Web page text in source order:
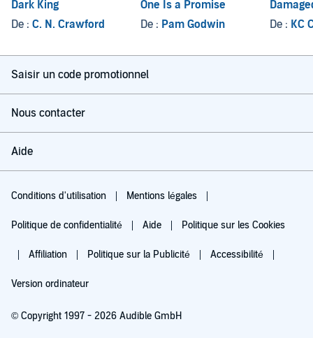
Dark King
De : C. N. Crawford
One Is a Promise
De : Pam Godwin
De : KC
Saisir un code promotionnel
Nous contacter
Aide
Conditions d'utilisation Mentions légales
Politique de confidentialité Aide Politique sur les Cookies
Affiliation Politique sur la Publicité Accessibilité
Version ordinateur
© Copyright 1997 - 2026 Audible GmbH